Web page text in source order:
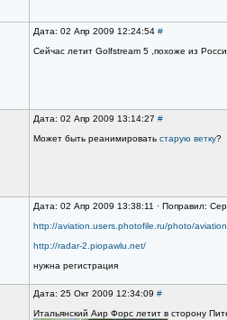
Дата: 02 Апр 2009 12:24:54 #
Сейчас летит Golfstream 5 ,похоже из
Дата: 02 Апр 2009 13:14:27 #
Может быть реанимировать старую ветку?
Дата: 02 Апр 2009 13:38:11 · Поправил:
http://aviation.users.photofile.ru/photo/
http://radar-2.piopawlu.net/
нужна регистрация
Дата: 25 Окт 2009 12:34:09 #
Итальянский Аир Форс летит в сторону